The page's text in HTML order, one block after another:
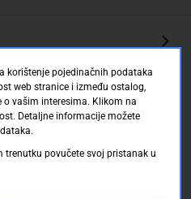
korištenje pojedinačnih podataka
web stranice i između ostalog,
vašim interesima. Klikom na
Detaljne informacije možete
povučete svoj pristanak u